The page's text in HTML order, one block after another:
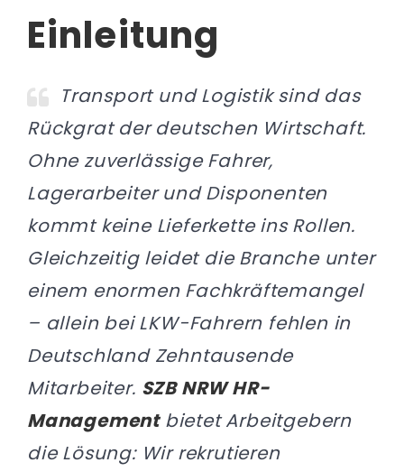
Einleitung
Transport und Logistik sind das
Rückgrat der deutschen Wirtschaft.
Ohne zuverlässige Fahrer,
Lagerarbeiter und Disponenten
kommt keine Lieferkette ins Rollen.
Gleichzeitig leidet die Branche unter
einem enormen Fachkräftemangel
– allein bei LKW-Fahrern fehlen in
Deutschland Zehntausende
Mitarbeiter. SZB NRW HR-
Managementbietet Arbeitgebern
die Lösung: Wir rekrutieren